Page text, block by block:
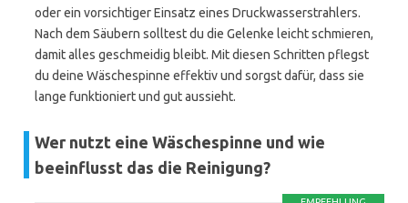
oder ein vorsichtiger Einsatz eines Druckwasserstrahlers.
Nach dem Säubern solltest du die Gelenke leicht schmieren,
damit alles geschmeidig bleibt. Mit diesen Schritten pflegst
du deine Wäschespinne effektiv und sorgst dafür, dass sie
lange funktioniert und gut aussieht.
Wer nutzt eine Wäschespinne und wie
beeinflusst das die Reinigung?